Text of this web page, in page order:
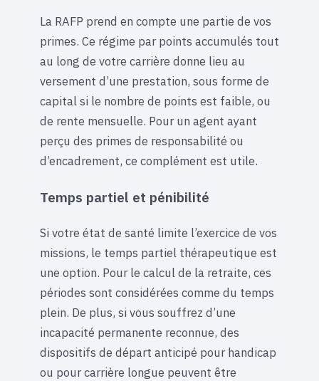
La RAFP prend en compte une partie de vos
primes. Ce régime par points accumulés tout
au long de votre carrière donne lieu au
versement d’une prestation, sous forme de
capital si le nombre de points est faible, ou
de rente mensuelle. Pour un agent ayant
perçu des primes de responsabilité ou
d’encadrement, ce complément est utile.
Temps partiel et pénibilité
Si votre état de santé limite l’exercice de vos
missions, le temps partiel thérapeutique est
une option. Pour le calcul de la retraite, ces
périodes sont considérées comme du temps
plein. De plus, si vous souffrez d’une
incapacité permanente reconnue, des
dispositifs de départ anticipé pour handicap
ou pour carrière longue peuvent être